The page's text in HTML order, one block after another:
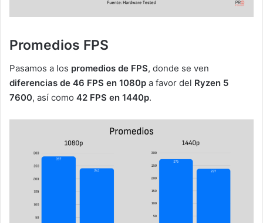
Promedios FPS
Pasamos a los promedios de FPS, donde se ven
diferencias de 46 FPS en 1080p a favor del Ryzen 5
7600, así como 42 FPS en 1440p.